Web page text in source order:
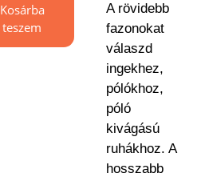
Kosárba
teszem
A rövidebb
fazonokat
válaszd
ingekhez,
pólókhoz,
póló
kivágású
ruhákhoz. A
hosszabb